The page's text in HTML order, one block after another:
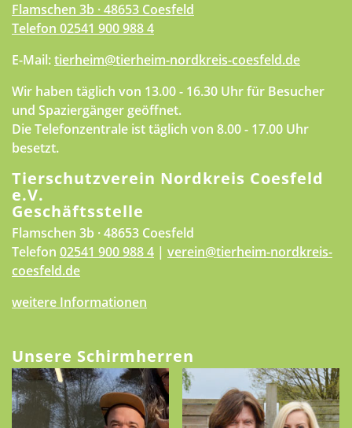
Flamschen 3b · 48653 Coesfeld
Telefon 02541 900 988 4
E-Mail:tierheim@tierheim-nordkreis-coesfeld.de
Wir haben täglich von 13.00 - 16.30 Uhr für Besucher
und Spaziergänger geöffnet.
Die Telefonzentrale ist täglich von 8.00 - 17.00 Uhr
besetzt.
Tierschutzverein Nordkreis Coesfeld
e.V.
Geschäftsstelle
Flamschen 3b · 48653 Coesfeld
Telefon 02541 900 988 4 | verein@tierheim-nordkreis-
coesfeld.de
weitere Informationen
Unsere Schirmherren